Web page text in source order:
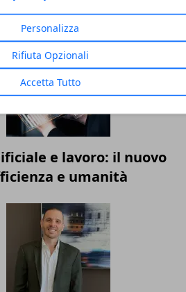
Personalizza
Rifiuta Opzionali
Accetta Tutto
competizione
e lavoro: il nuovo
e umanità